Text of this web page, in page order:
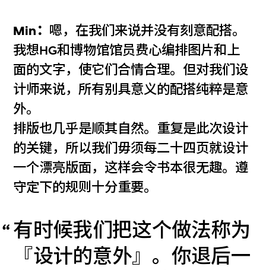
Min： 嗯，在我们来说并没有刻意配搭。
我想HG和博物馆馆员费心编排图片和上
面的文字，使它们合情合理。但对我们设
计师来说，所有别具意义的配搭纯粹是意
外。
排版也几乎是顺其自然。重复是此次设计
的关键，所以我们毋须每二十四页就设计
一个漂亮版面，这样会令书本很无趣。遵
守定下的规则十分重要。
有时候我们把这个做法称为
『设计的意外』。你退后一